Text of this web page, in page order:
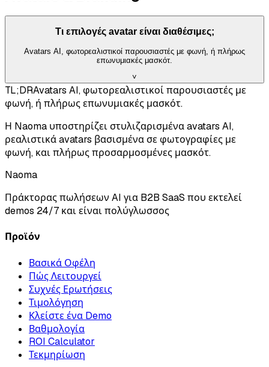
Τι επιλογές avatar είναι διαθέσιμες;
Avatars AI, φωτορεαλιστικοί παρουσιαστές με φωνή, ή πλήρως
επωνυμιακές μασκότ.
˅
TL;DRAvatars AI, φωτορεαλιστικοί παρουσιαστές με
φωνή, ή πλήρως επωνυμιακές μασκότ.
Η Naoma υποστηρίζει στυλιζαρισμένα avatars AI,
ρεαλιστικά avatars βασισμένα σε φωτογραφίες με
φωνή, και πλήρως προσαρμοσμένες μασκότ.
Naoma
Πράκτορας πωλήσεων AI για B2B SaaS που εκτελεί
demos 24/7 και είναι πολύγλωσσος
Προϊόν
Βασικά Οφέλη
Πώς Λειτουργεί
Συχνές Ερωτήσεις
Τιμολόγηση
Κλείστε ένα Demo
Βαθμολογία
ROI Calculator
Τεκμηρίωση